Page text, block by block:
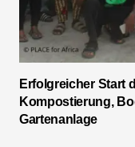
Erfolgreicher Start
Kompostierung,
Gartenanlage